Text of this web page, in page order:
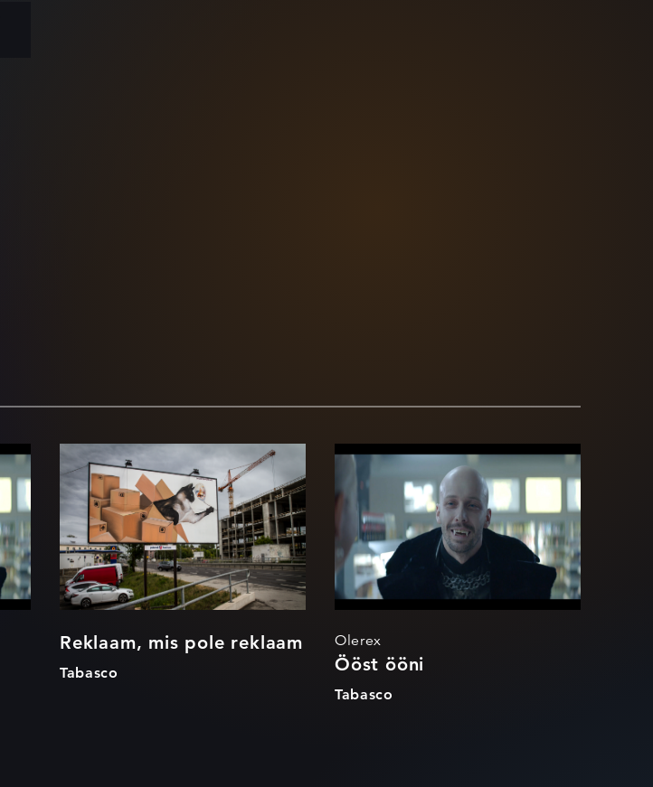
Reklaam, mis pole
reklaam
Reklaam, mis pole reklaam
Tabasco
Ööst ööni
Olerex
Ööst ööni
Tabasco